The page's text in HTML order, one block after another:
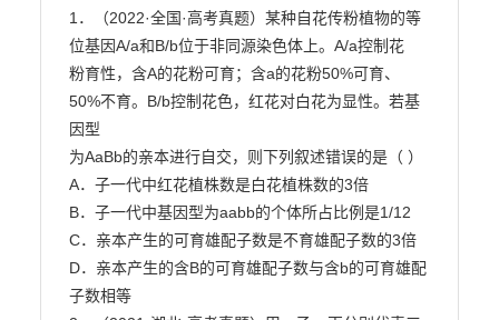
1．（2022·全国·高考真题）某种自花传粉植物的等
位基因A/a和B/b位于非同源染色体上。A/a控制花
粉育性，含A的花粉可育；含a的花粉50%可育、
50%不育。B/b控制花色，红花对白花为显性。若基
因型
为AaBb的亲本进行自交，则下列叙述错误的是（ ）
A．子一代中红花植株数是白花植株数的3倍
B．子一代中基因型为aabb的个体所占比例是1/12
C．亲本产生的可育雄配子数是不育雄配子数的3倍
D．亲本产生的含B的可育雄配子数与含b的可育雄配
子数相等